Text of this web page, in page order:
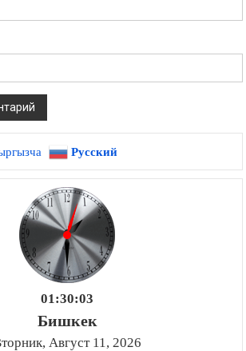
Русский
01:30:04
Бишкек
Август 11, 2026